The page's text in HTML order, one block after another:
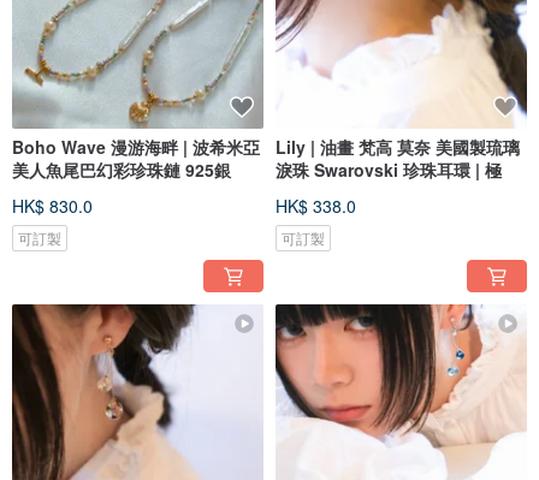
Boho Wave 漫游海畔 | 波希米亞
美人魚尾巴幻彩珍珠鏈 925銀
HK$ 830.0
可訂製
Lily | 油畫 梵高 莫奈 美國製琉璃
淚珠 Swarovski 珍珠耳環 | 極
HK$ 338.0
可訂製